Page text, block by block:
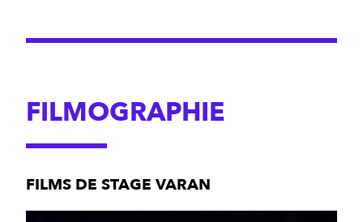
FILMOGRAPHIE
FILMS DE STAGE VARAN